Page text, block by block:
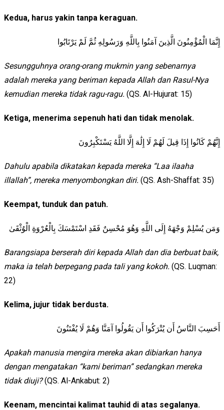
Kedua, harus yakin tanpa keraguan.
إِنَّمَا الْمُؤْمِنُونَ الَّذِينَ آمَنُوا بِاللَّهِ وَرَسُولِهِ ثُمَّ لَمْ يَرْتَابُوا
Sesungguhnya orang-orang mukmin yang sebenarnya
adalah mereka yang beriman kepada Allah dan Rasul-Nya
kemudian mereka tidak ragu-ragu. (QS. Al-Hujurat: 15)
Ketiga, menerima sepenuh hati dan tidak menolak.
إِنَّهُمْ كَانُوا إِذَا قِيلَ لَهُمْ لَا إِلَٰهَ إِلَّا اللَّهُ يَسْتَكْبِرُونَ
Dahulu apabila dikatakan kepada mereka “Laa ilaaha
illallah”, mereka menyombongkan diri. (QS. Ash-Shaffat: 35)
Keempat, tunduk dan patuh.
وَمَن يُسْلِمْ وَجْهَهُ إِلَى اللَّهِ وَهُوَ مُحْسِنٌ فَقَدِ اسْتَمْسَكَ بِالْعُرْوَةِ الْوُثْقَىٰ
Barangsiapa berserah diri kepada Allah dan dia berbuat baik,
maka ia telah berpegang pada tali yang kokoh. (QS. Luqman:
22)
Kelima, jujur tidak berdusta.
أَحَسِبَ النَّاسُ أَن يُتْرَكُوا أَن يَقُولُوا آمَنَّا وَهُمْ لَا يُفْتَنُونَ
Apakah manusia mengira mereka akan dibiarkan hanya
dengan mengatakan “kami beriman” sedangkan mereka
tidak diuji?(QS. Al-Ankabut: 2)
Keenam, mencintai kalimat tauhid di atas segalanya.